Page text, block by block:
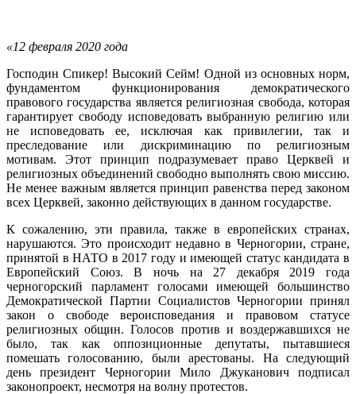
«12 февраля 2020 годa
Господин Спикер! Высокий Сейм! Одной из основных норм,
фундаментом функционирования демократического
правового государства является религиозная свобода, которая
гарантирует свободу исповедовать выбранную религию или
не исповедовать ее, исключая как привилегии, так и
преследование или дискриминацию по религиозным
мотивам. Этот принцип подразумевает право Церквей и
религиозных объединений свободно выполнять свою миссию.
Не менее важным является принцип равенствa перед законом
всех Церквей, законно действующих в данном государстве.
К сожалению, эти правила, также в европейских странах,
нарушаются. Это происходит недавно в Черногории, стране,
принятой в НАТО в 2017 году и имеющей статус кандидата в
Европейский Союз. В ночь на 27 декабря 2019 года
черногорский парламент голосами имеющeй большинствo
Демократической Партии Cоциалистов Черногории принял
закон о свободе вероисповедания и правовом статусe
религиозных общин. Голосов против и воздержавшихся не
было, так как оппозиционные депутаты, пытавшиеся
помешать голосованию, были арестованы. На следующий
день президент Черногории Мило Джуканович подписал
законопроект, несмотря на волну протестов.